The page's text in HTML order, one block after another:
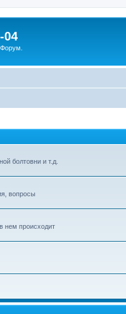
04
болтовни и т.д.
вопросы
нем происходит